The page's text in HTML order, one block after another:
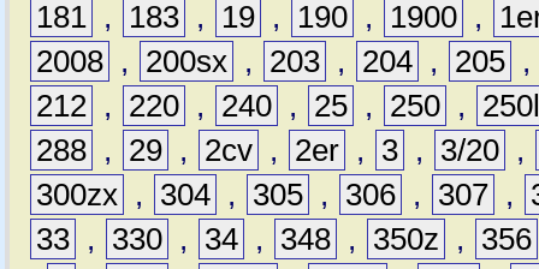
181 , 183 , 19 , 190 , 1900 ,
2008 , 200sx , 203 , 204 , 205 ,
212 , 220 , 240 , 25 , 250 ,
288 , 29 , 2cv , 2er , 3 , 3/20 ,
300zx , 304 , 305 , 306 , 307 ,
33 , 330 , 34 , 348 , 350z ,
356